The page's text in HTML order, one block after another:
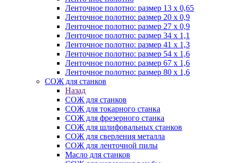
Ленточное полотно: размер 13 х 0,65
Ленточное полотно: размер 20 х 0,9
Ленточное полотно: размер 27 х 0,9
Ленточное полотно: размер 34 х 1,1
Ленточное полотно: размер 41 х 1,3
Ленточное полотно: размер 54 х 1,6
Ленточное полотно: размер 67 х 1,6
Ленточное полотно: размер 80 х 1,6
СОЖ для станков
Назад
СОЖ для станков
СОЖ для токарного станка
СОЖ для фрезерного станка
СОЖ для шлифовальных станков
СОЖ для сверления металла
СОЖ для ленточной пилы
Масло для станков